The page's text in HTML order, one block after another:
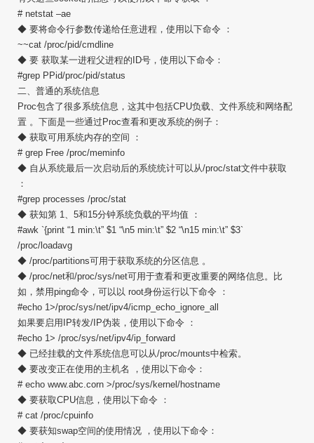
# netstat –ae
◆ 要将命令行参数传递给任意进程，使用以下命令 ：
~~cat /proc/pid/cmdline
◆ 要 获取某一进程父进程的ID号，使用以下命令：
#grep PPid/proc/pid/status
二、普通的系统信息
Proc包含了很多系统信息，这其中包括CPU负载、文件系统和网络配
置 。下面是一些通过Proc查看和更改系统的例子：
◆ 获取可用系统内存的空间 ：
# grep Free /proc/meminfo
◆ 自从系统最后一次启动后的系统统计可以从/proc/stat文件中获取
：
#grep processes /proc/stat
◆ 获知第 1、5和15分钟系统负载的平均值 ：
#awk `{print “1 min:\t” $1 “\n5 min:\t” $2 “\n15 min:\t” $3`
/proc/loadavg
◆ /proc/partitions可用于获取系统的分区信息 。
◆ /proc/net和/proc/sys/net可用于查看和更改重要的网络信息。比
如，禁用ping命令，可以以 root身份运行以下命令 ：
#echo 1>/proc/sys/net/ipv4/icmp_echo_ignore_all
如果要启用IP转发/IP伪装，使用以下命令 ：
#echo 1> /proc/sys/net/ipv4/ip_forward
◆ 已经挂载的文件系统信息可以从/proc/mounts中检索。
◆ 要改变正在使用的主机名 ，使用以下命令：
# echo www.abc.corn >/proc/sys/kernel/hostname
◆ 要获取CPU信息，使用以下命令 ：
# cat /proc/cpuinfo
◆ 要获知swap空间的使用情况 ，使用以下命令：